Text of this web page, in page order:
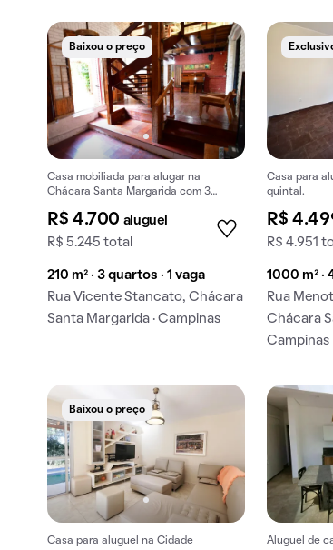
Baixou o preço
Casa mobiliada para alugar na
Chácara Santa Margarida com 3
R$ 4.700 aluguel
R$ 5.245 total
210 m² · 3 quartos · 1 vaga
Rua Vicente Stancato, Chácara
Santa Margarida · Campinas
Casa para
quintal.
R$
R$ 4.951
1000 m² ·
Rua
Chácara
Campinas
Baixou o preço
Casa para aluguel na Cidade Aluguel de